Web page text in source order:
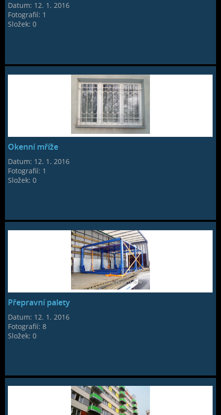
Datum: 12. 1. 2016
Fotografií: 1
Složek:0
Okenní mříže
Datum: 12. 1. 2016
Fotografií: 1
Složek:0
Přepravní palety
Datum: 12. 1. 2016
Fotografií:8
Složek:0